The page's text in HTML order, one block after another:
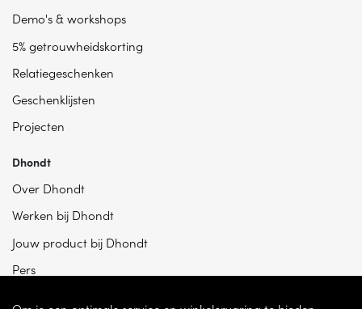
Demo's & workshops
5% getrouwheidskorting
Relatiegeschenken
Geschenklijsten
Projecten
Dhondt
Over Dhondt
Werken bij Dhondt
Jouw product bij Dhondt
Pers